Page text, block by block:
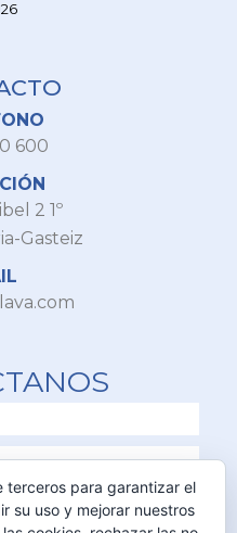
600
2 1º
Gasteiz
terceros para garantizar el
su uso y mejorar nuestros